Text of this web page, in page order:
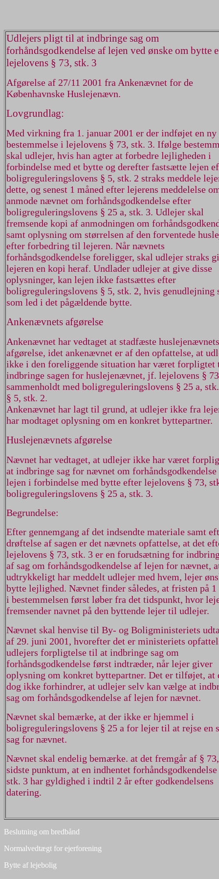
Udlejers pligt til at indbringe sag om
forhåndsgodkendelse af lejen ved ønske om bytte
lejelovens § 73, stk. 3
Afgørelse af 27/11 2001 fra Ankenævnet for de
Københavnske Huslejenævn.
Lovgrundlag:
Med virkning fra 1. januar 2001 er der indføjet en ny
bestemmelse i lejelovens § 73, stk. 3. Ifølge
skal udlejer, hvis han agter at forbedre lejligheden i
forbindelse med et bytte og derefter fastsætte lejen
boligreguleringslovens § 5, stk. 2 straks meddele
dette, og senest 1 måned efter lejerens meddelelse
anmode nævnet om forhåndsgodkendelse efter
boligreguleringslovens § 25 a, stk. 3. Udlejer skal
fremsende kopi af anmodningen om
samt oplysning om størrelsen af den forventede
efter forbedring til lejeren. Når nævnets
forhåndsgodkendelse foreligger, skal udlejer straks
lejeren en kopi heraf. Undlader udlejer at give disse
oplysninger, kan lejen ikke fastsættes efter
boligreguleringslovens § 5, stk. 2, hvis genudlejning
som led i det pågældende bytte.
Ankenævnets afgørelse
Ankenævnet har vedtaget at stadfæste huslejenævnets
afgørelse, idet ankenævnet er af den opfattelse, at
ikke i den foreliggende situation har været forpligtet
indbringe sagen for huslejenævnet, jf. lejelovens §
sammenholdt med boligreguleringslovens § 25 a,
§ 5, stk. 2.
Ankenævnet har lagt til grund, at udlejer ikke fra
har modtaget oplysning om en konkret byttepartner.
Huslejenævnets afgørelse
Nævnet har vedtaget, at udlejer ikke har været
at indbringe sag for nævnet om forhåndsgodkendelse
lejen i forbindelse med bytte efter lejelovens § 73,
boligreguleringslovens § 25 a, stk. 3.
Begrundelse:
Efter gennemgang af det indsendte materiale samt
drøftelse af sagen er det nævnets opfattelse, at det
lejelovens § 73, stk. 3 er en forudsætning for
af sag om forhåndsgodkendelse af lejen for nævnet,
udtrykkeligt har meddelt udlejer med hvem, lejer
bytte lejlighed. Nævnet finder således, at fristen på 1
i bestemmelsen først løber fra det tidspunkt, hvor
fremsender navnet på den byttende lejer til udlejer.
Nævnet skal henvise til By- og Boligministeriets
af 29. juni 2001, hvorefter det er ministeriets
udlejers forpligtelse til at indbringe sag om
forhåndsgodkendelse først indtræder, når lejer giver
oplysning om konkret byttepartner. Det er tilføjet, at
dog ikke forhindrer, at udlejer selv kan vælge at
sag om forhåndsgodkendelse af lejen for nævnet.
Nævnet skal bemærke, at der ikke er hjemmel i
boligreguleringslovens § 25 a for lejer til at rejse en
sag for nævnet.
Nævnet skal endelig bemærke. at det fremgår af §
sidste punktum, at en indhentet
stk. 3 har gyldighed i indtil 2 år efter godkendelsens
datering.
Beslutning om bredbånd
Normalvedtægt for ejerforening
Bytte af lejebolig